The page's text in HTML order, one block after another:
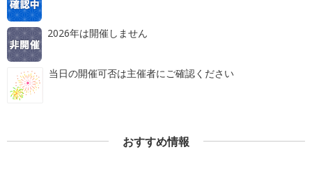
2026年は開催しません
当日の開催可否は主催者にご確認ください
おすすめ情報